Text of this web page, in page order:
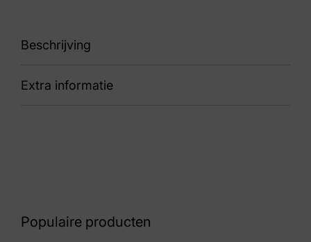
Beschrijving
87 249.001-0355 K
Extra informatie
Populaire producten